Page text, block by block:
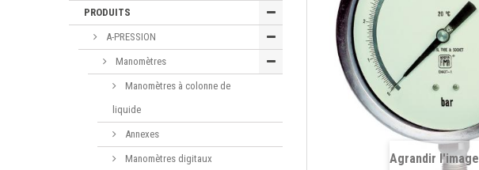
PRODUITS
A-PRESSION
Manomètres
Manomètres à colonne de
liquide
Annexes
Manomètres digitaux Agrandir l'image